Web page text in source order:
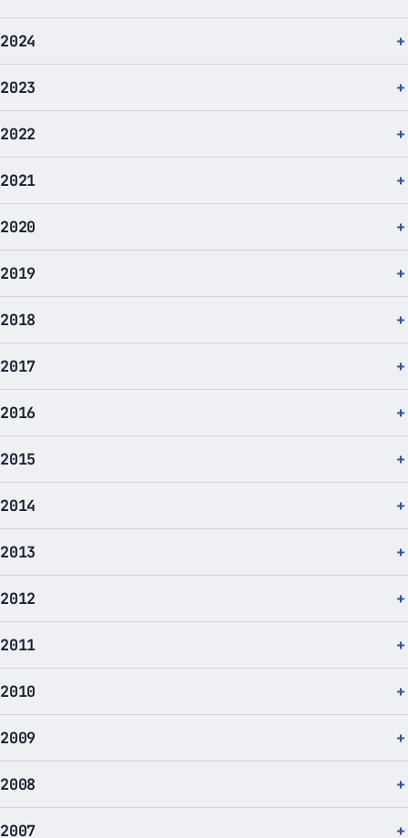
2024
2023
2022
2021
2020
2019
2018
2017
2016
2015
2014
2013
2012
2011
2010
2009
2008
2007